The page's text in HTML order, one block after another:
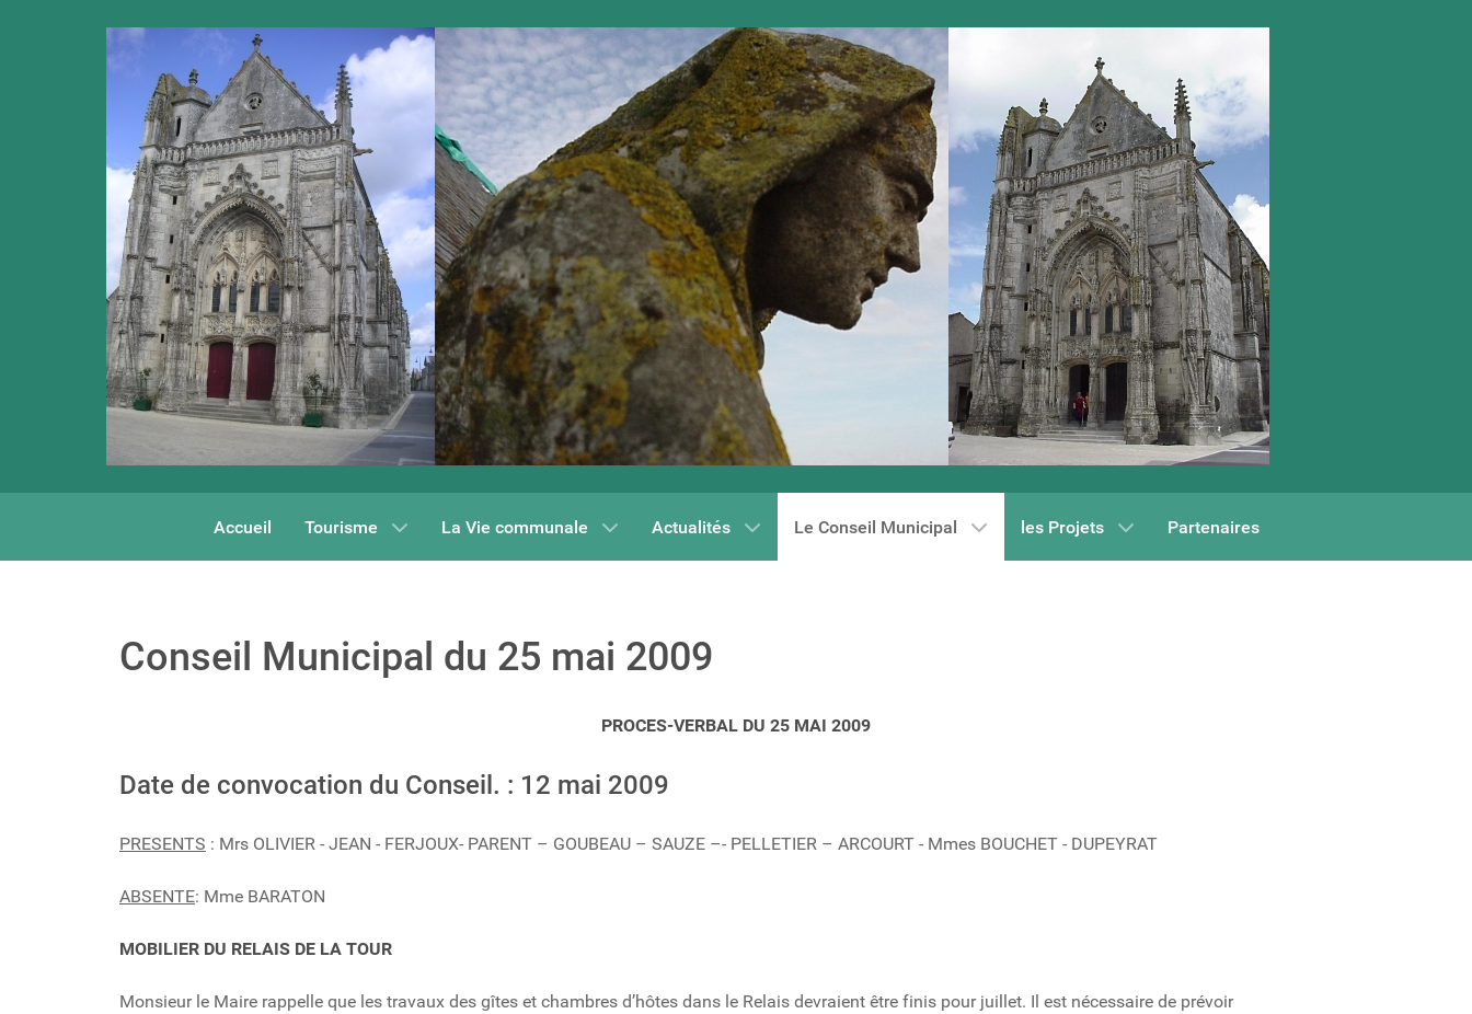
Accueil Tourisme La Vie communale Actualités Le Conseil Municipal les Projets Partenaires
Conseil Municipal du 25 mai 2009
PROCES-VERBAL DU 25 MAI 2009
Date de convocation du Conseil. : 12 mai 2009
PRESENTS : Mrs OLIVIER - JEAN - FERJOUX- PARENT – GOUBEAU – SAUZE –- PELLETIER – ARCOURT - Mmes BOUCHET - DUPEYRAT
ABSENTE: Mme BARATON
MOBILIER DU RELAIS DE LA TOUR
Monsieur le Maire rappelle que les travaux des gîtes et chambres d’hôtes dans le Relais devraient être finis pour juillet. Il est nécessaire de prévoir